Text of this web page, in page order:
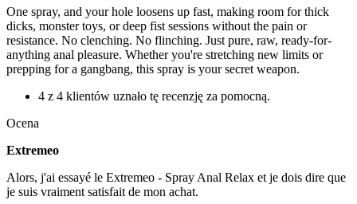
One spray, and your hole loosens up fast, making room for thick
dicks, monster toys, or deep fist sessions without the pain or
resistance. No clenching. No flinching. Just pure, raw, ready-for-
anything anal pleasure. Whether you're stretching new limits or
prepping for a gangbang, this spray is your secret weapon.
4 z 4 klientów uznało tę recenzję za pomocną.
Ocena
Extremeo
Alors, j'ai essayé le Extremeo - Spray Anal Relax et je dois dire que
je suis vraiment satisfait de mon achat.